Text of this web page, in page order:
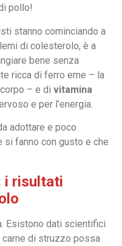
pollo!
stanno cominciando a
di colesterolo, è a
bene senza
ricca di ferro eme – la
– e di vitamina
e per l’energia.
adottare e poco
si fanno con gusto e che
i risultati
Esistono dati scientifici
di struzzo possa